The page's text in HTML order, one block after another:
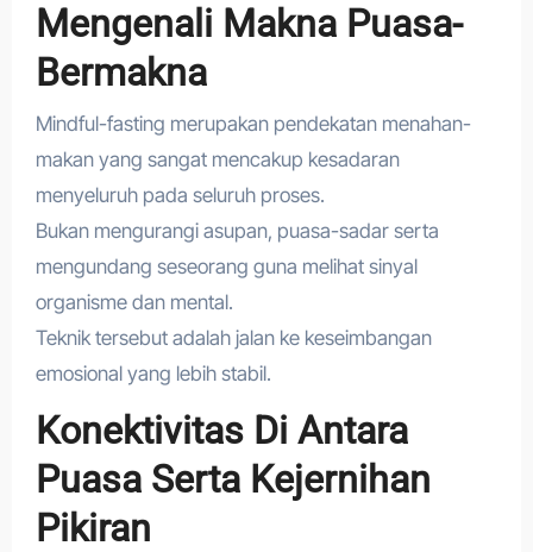
Mengenali Makna Puasa-
Bermakna
Mindful-fasting merupakan pendekatan menahan-
makan yang sangat mencakup kesadaran
menyeluruh pada seluruh proses.
Bukan mengurangi asupan, puasa-sadar serta
mengundang seseorang guna melihat sinyal
organisme dan mental.
Teknik tersebut adalah jalan ke keseimbangan
emosional yang lebih stabil.
Konektivitas Di Antara
Puasa Serta Kejernihan
Pikiran